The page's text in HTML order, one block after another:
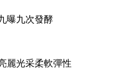
曝九次發酵
麗光采柔軟彈性